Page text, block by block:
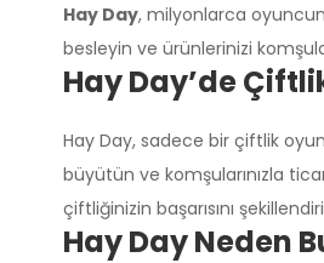
Hay Day, milyonlarca
besleyin ve ürünlerinizi
Hay Day’de
Hay Day, sadece bir çiftlik
büyütün ve komşularınızla
çiftliğinizin başarısını
Hay Day Neden